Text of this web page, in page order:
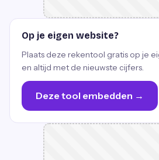
Op je eigen website?
Plaats deze rekentool gratis op je
en altijd met de nieuwste cijfers.
Deze tool embedden →